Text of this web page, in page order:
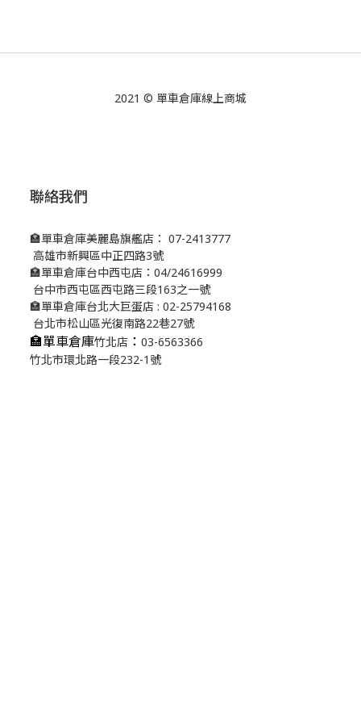
2021 © 單車倉庫線上商城
聯絡我們
🏣單車倉庫美麗島旗艦店： 07-2413777
高雄市新興區中正四路3號
🏣單車倉庫台中西屯店：04/24616999
台中市西屯區西屯路三段163之一號
🏣單車倉庫台北大巨蛋店 : 02-25794168
台北市松山區光復南路22巷27號
🏣單車倉庫竹北店 ： 03-6563366
竹北市環北路一段232-1號